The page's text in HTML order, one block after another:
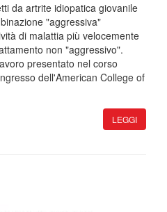
da artrite idiopatica giovanile
"aggressiva"
di malattia più velocemente
non "aggressivo".
presentato nel corso
dell'American College of
LEGGI